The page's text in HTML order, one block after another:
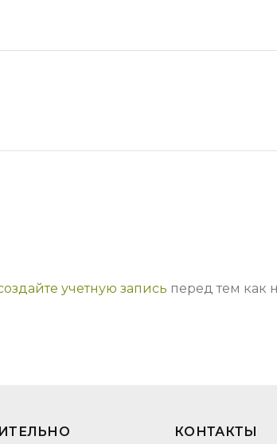
учетную запись перед тем как
КОНТАКТЫ